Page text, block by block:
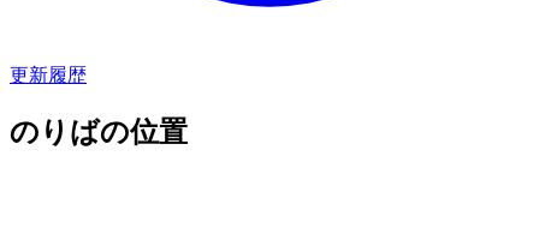
更新履歴
のりばの位置